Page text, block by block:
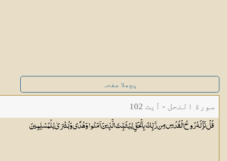
پچھلا صفحہ
سورة النحل - آیت 102
قُلْ نَزَّلَهُ رُوحُ الْقُدُسِ مِن رَّبِّكَ بِالْحَقِّ لِيُثَبِّتَ الَّذِينَ آمَنُوا وَهُدًى وَبُشْرَىٰلِلْمُسْلِمِينَ